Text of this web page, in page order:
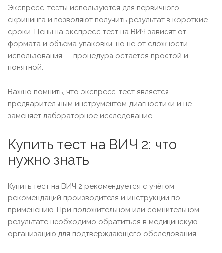
Экспресс-тесты используются для первичного
скрининга и позволяют получить результат в короткие
сроки. Цены на экспресс тест на ВИЧ зависят от
формата и объёма упаковки, но не от сложности
использования — процедура остаётся простой и
понятной.
Важно помнить, что экспресс-тест является
предварительным инструментом диагностики и не
заменяет лабораторное исследование.
Купить тест на ВИЧ 2: что
нужно знать
Купить тест на ВИЧ 2 рекомендуется с учётом
рекомендаций производителя и инструкции по
применению. При положительном или сомнительном
результате необходимо обратиться в медицинскую
организацию для подтверждающего обследования.